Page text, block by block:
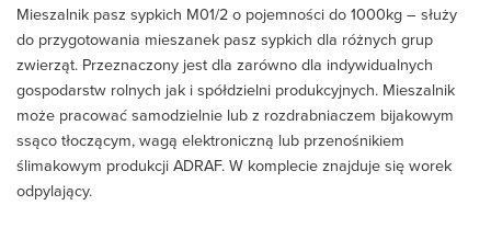
Mieszalnik pasz sypkich M01/2 o pojemności do 1000kg – służy
do przygotowania mieszanek pasz sypkich dla różnych grup
zwierząt. Przeznaczony jest dla zarówno dla indywidualnych
gospodarstw rolnych jak i spółdzielni produkcyjnych. Mieszalnik
może pracować samodzielnie lub z rozdrabniaczem bijakowym
ssąco tłoczącym, wagą elektroniczną lub przenośnikiem
ślimakowym produkcji ADRAF. W komplecie znajduje się worek
odpylający.